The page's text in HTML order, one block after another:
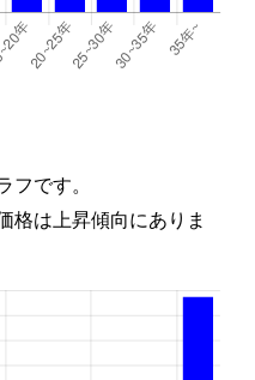
です。
格は上昇傾向にありま